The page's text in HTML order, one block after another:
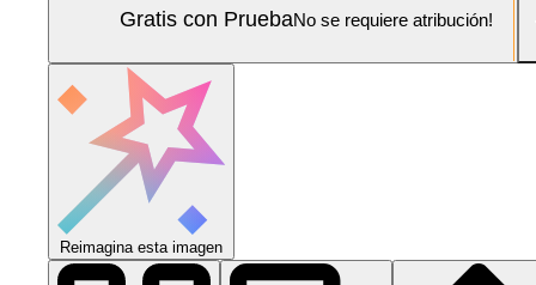
Gratis con PruebaNo se requiere atribución!
Reimagina esta imagen